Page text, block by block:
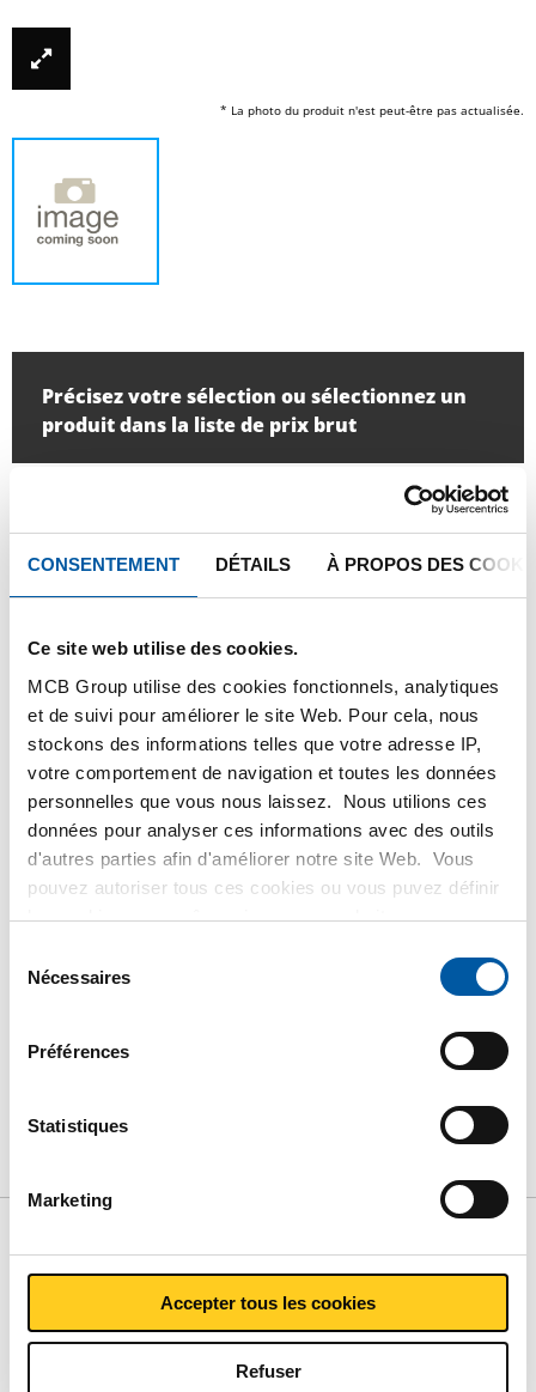
CONSENTEMENT DÉTAILS À PROPOS DES
Ce site web utilise des cookies.
MCB Group utilise des cookies fonctionnels, analytiques
et de suivi pour améliorer le site Web. Pour cela, nous
stockons des informations telles que votre adresse IP,
votre comportement de navigation et toutes les données
personnelles que vous nous laissez. Nous utilions ces
données pour analyser ces informations avec des outils
d'autres parties afin d'améliorer notre site Web. Vous
pouvez autoriser tous ces cookies ou vous puvez définir
les cookies vous-même si vous ne souhaitez pas que
plus d'informations sur les cookies que nous conservons
et les parties avec lesquelles nous travaillons dans notre
règlementICI
Nécessaires
Préférences
Statistiques
Marketing
Accepter tous les cookies
Refuser
* La photo du produit n'est peut-être pas actualisée.
Précisez votre sélection ou sélectionnez un
produit dans la liste de prix brut
unité:
Veuillez vous connecter afin de pouvoir passer
commande
Commandez avec vos propres numéros d’articles
Calculez avec les prix actuels de Testas
Suivez votre commande avec Track&Trace
PRODUIT
LISTE DE PRIX BRUT
Liste de prix bruts: Tube
refroid cuivre Cu-